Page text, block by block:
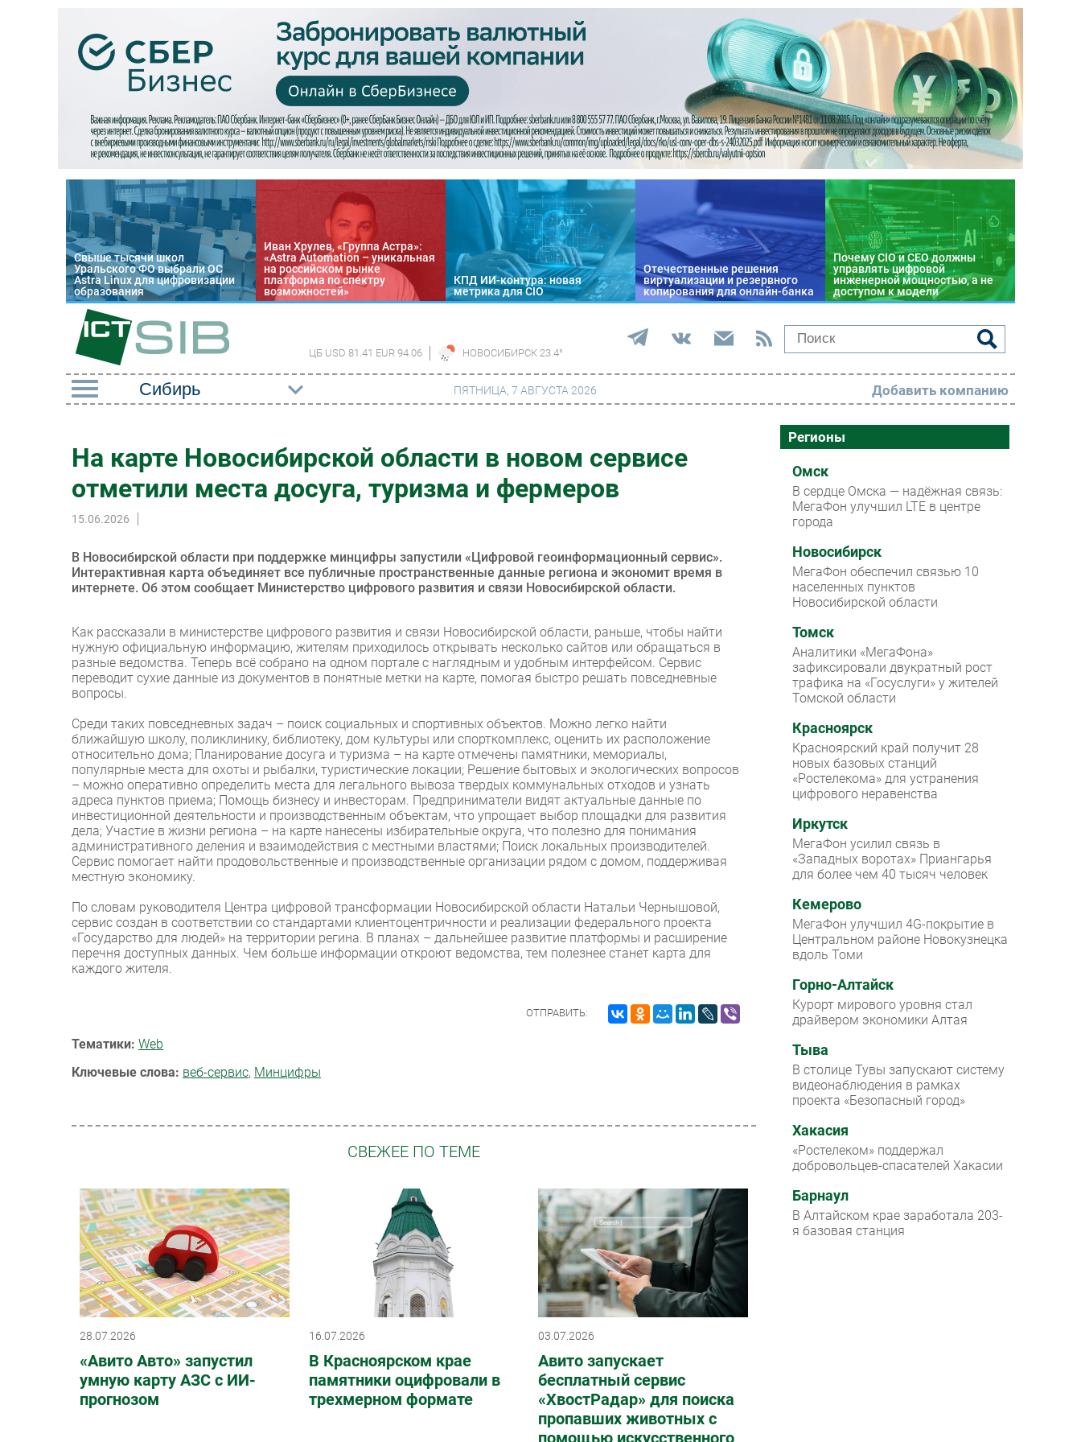
Свыше тысячи школ
Уральского ФО выбрали ОС
Astra Linux для цифровизации
образования
Иван Хрулев, «Группа Астра»:
«Astra Automation – уникальная
на российском рынке
платформа по спектру
возможностей»
КПД ИИ-контура: новая
метрика для CIO
Отечественные решения
виртуализации и резервного
копирования для онлайн-банка
Почему CIO и CEO должны
управлять цифровой
инженерной мощностью, а не
доступом к модели
ЦБ USD 81.41 EUR 94.06 НОВОСИБИРСК 23.4°
Импорто­замещение
Автоматизация
Промышленности
Мобильная связь
Фиксированная связь
Рынок ПК
Маркетинг
Торговые сети
ПО
Outsourcing
Регулирование
Финансы
Web
Инновации
CIO/Управление ИТ
Здоровье
РАЗДЕЛЫ
Новости
Аналитика
Интервью
Мероприятия
Проекты
IT класс
Тестовый стенд
Каталог компаний
ПЯТНИЦА, 7 АВГУСТА 2026 Добавить компанию
На карте Новосибирской области в новом сервисе
отметили места досуга, туризма и фермеров
15.06.2026
В Новосибирской области при поддержке минцифры запустили «Цифровой геоинформационный сервис».
Интерактивная карта объединяет все публичные пространственные данные региона и экономит время в
интернете. Об этом сообщает Министерство цифрового развития и связи Новосибирской области.
Как рассказали в министерстве цифрового развития и связи Новосибирской области, раньше, чтобы найти
нужную официальную информацию, жителям приходилось открывать несколько сайтов или обращаться в
разные ведомства. Теперь всё собрано на одном портале с наглядным и удобным интерфейсом. Сервис
переводит сухие данные из документов в понятные метки на карте, помогая быстро решать повседневные
вопросы.
Среди таких повседневных задач – поиск социальных и спортивных объектов. Можно легко найти
ближайшую школу, поликлинику, библиотеку, дом культуры или спорткомплекс, оценить их расположение
относительно дома; Планирование досуга и туризма – на карте отмечены памятники, мемориалы,
популярные места для охоты и рыбалки, туристические локации; Решение бытовых и экологических вопросов
– можно оперативно определить места для легального вывоза твердых коммунальных отходов и узнать
адреса пунктов приема; Помощь бизнесу и инвесторам. Предприниматели видят актуальные данные по
инвестиционной деятельности и производственным объектам, что упрощает выбор площадки для развития
дела; Участие в жизни региона – на карте нанесены избирательные округа, что полезно для понимания
административного деления и взаимодействия с местными властями; Поиск локальных производителей.
Сервис помогает найти продовольственные и производственные организации рядом с домом, поддерживая
местную экономику.
По словам руководителя Центра цифровой трансформации Новосибирской области Натальи Чернышовой,
сервис создан в соответствии со стандартами клиентоцентричности и реализации федерального проекта
«Государство для людей» на территории регина. В планах – дальнейшее развитие платформы и расширение
перечня доступных данных. Чем больше информации откроют ведомства, тем полезнее станет карта для
каждого жителя.
ОТПРАВИТЬ:
Тематики: Web
Ключевые слова: веб-сервис, Минцифры
СВЕЖЕЕ ПО ТЕМЕ
28.07.2026
«Авито Авто» запустил
умную карту АЗС с ИИ-
прогнозом
16.07.2026
В Красноярском крае
памятники оцифровали в
трехмерном формате
03.07.2026
Авито запускает
бесплатный сервис
«ХвостРадар» для поиска
пропавших животных с
Регионы
Омск
В сердце Омска — надёжная связь:
МегаФон улучшил LTE в центре
города
Новосибирск
МегаФон обеспечил связью 10
населенных пунктов
Новосибирской области
Томск
Аналитики «МегаФона»
зафиксировали двукратный рост
трафика на «Госуслуги» у жителей
Томской области
Красноярск
Красноярский край получит 28
новых базовых станций
«Ростелекома» для устранения
цифрового неравенства
Иркутск
МегаФон усилил связь в
«Западных воротах» Приангарья
для более чем 40 тысяч человек
Кемерово
МегаФон улучшил 4G-покрытие в
Центральном районе Новокузнецка
вдоль Томи
Горно-Алтайск
Курорт мирового уровня стал
драйвером экономики Алтая
Тыва
В столице Тувы запускают систему
видеонаблюдения в рамках
проекта «Безопасный город»
Хакасия
«Ростелеком» поддержал
добровольцев-спасателей Хакасии
Барнаул
В Алтайском крае заработала 203-
я базовая станция